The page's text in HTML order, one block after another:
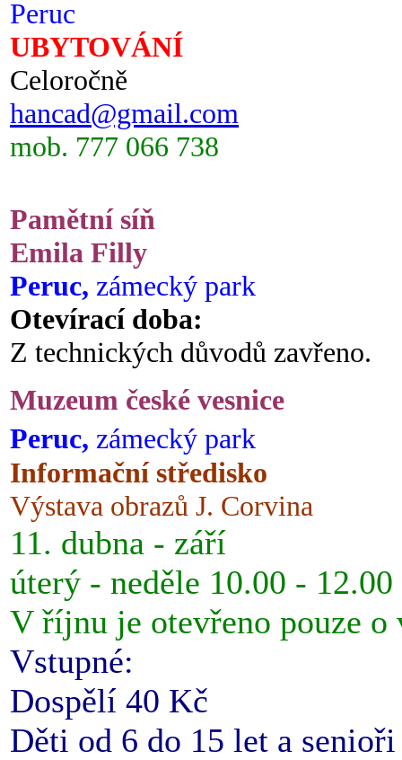
Peruc
UBYTOVÁNÍ
Celoročně
hancad@gmail.com
mob. 777 066 738
Pamětní síň
Emila Filly
Peruc, zámecký park
Otevírací doba:
Z technických důvodů zavřeno.
Muzeum české vesnice
Peruc, zámecký park
Informační středisko
Výstava obrazů J. Corvina
11. dubna - září
úterý - neděle 10.00 -
V říjnu je otevřeno pouze o
Vstupné:
Dospělí 40 Kč
Děti od 6 do 15 let a